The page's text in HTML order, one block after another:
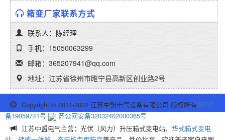
箱变厂家联系方式
联系人：陈经理
手机：15050063299
邮箱：365207941@qq.com
地址：江苏省徐州市睢宁县高新区创业路2号
Copyright © 2011-2022 江苏中盟电气设备有限公司 版权所有苏ICP
备19059741号
苏公网安备32032402000365号
江苏中盟电气主营： 光伏（风力）升压箱式变电站、 华式箱式变电